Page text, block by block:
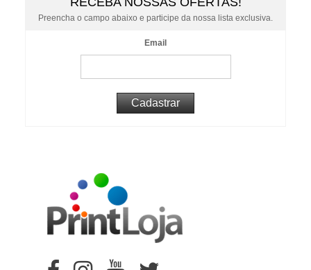
Preencha o campo abaixo e participe da nossa lista exclusiva.
Email